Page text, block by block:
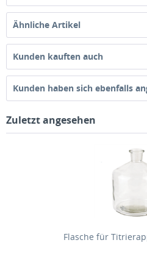
Ähnliche Artikel
Kunden kauften auch
Kunden haben sich ebenfalls
Zuletzt angesehen
Flasche für